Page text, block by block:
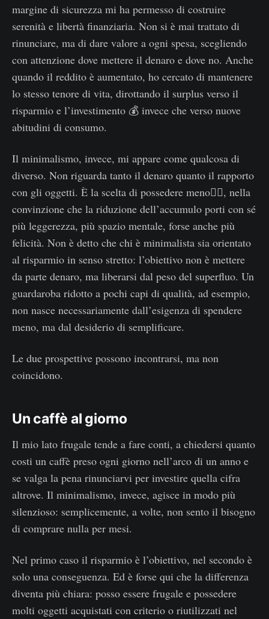
margine di sicurezza mi ha permesso di costruire
serenità e libertà finanziaria. Non si è mai trattato di
rinunciare, ma di dare valore a ogni spesa, scegliendo
con attenzione dove mettere il denaro e dove no. Anche
quando il reddito è aumentato, ho cercato di mantenere
lo stesso tenore di vita, dirottando il surplus verso il
risparmio e l’investimento 💰 invece che verso nuove
abitudini di consumo.
Il minimalismo, invece, mi appare come qualcosa di
diverso. Non riguarda tanto il denaro quanto il rapporto
con gli oggetti. È la scelta di possedere meno🧘‍♂️, nella
convinzione che la riduzione dell’accumulo porti con sé
più leggerezza, più spazio mentale, forse anche più
felicità. Non è detto che chi è minimalista sia orientato
al risparmio in senso stretto: l’obiettivo non è mettere
da parte denaro, ma liberarsi dal peso del superfluo. Un
guardaroba ridotto a pochi capi di qualità, ad esempio,
non nasce necessariamente dall’esigenza di spendere
meno, ma dal desiderio di semplificare.
Le due prospettive possono incontrarsi, ma non
coincidono.
Un caffè al giorno
Il mio lato frugale tende a fare conti, a chiedersi quanto
costi un caffè preso ogni giorno nell’arco di un anno e
se valga la pena rinunciarvi per investire quella cifra
altrove. Il minimalismo, invece, agisce in modo più
silenzioso: semplicemente, a volte, non sento il bisogno
di comprare nulla per mesi.
Nel primo caso il risparmio è l’obiettivo, nel secondo è
solo una conseguenza. Ed è forse qui che la differenza
diventa più chiara: posso essere frugale e possedere
molti oggetti acquistati con criterio o riutilizzati nel